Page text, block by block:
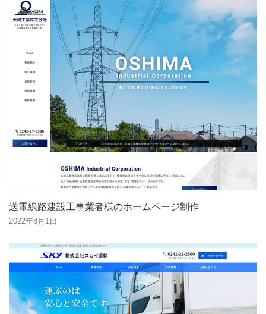
送電線路建設工事業者様のホームページ制作
2022年8月1日